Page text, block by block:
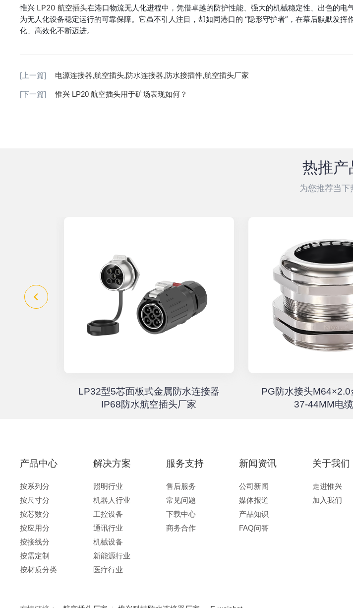
惟兴 LP20 航空插头在港口物流无人化进程中，凭借卓越的防护性能、强大的机械稳定性、出色的电
为无人化设备稳定运行的可靠保障。它虽不引人注目，却如同港口的 “隐形守护者”，在幕后默默发挥
化、高效化不断迈进。
[上一篇] 电源连接器,航空插头,防水连接器,防水接插件,航空插头厂家
[下一篇] 惟兴 LP20 航空插头用于矿场表现如何？
热推产
为您推荐当下
LP32型5芯面板式金属防水连接器
IP68防水航空插头厂家
PG防水接头M64×2.0
37-44MM电
产品中心
按系列分
按尺寸分
按芯数分
按应用分
按接线分
按需定制
按材质分类
解决方案
照明行业
机器人行业
工控设备
通讯行业
机械设备
新能源行业
医疗行业
服务支持
售后服务
常见问题
下载中心
商务合作
新闻资讯
公司新闻
媒体报道
产品知识
FAQ问答
关于我们
走进惟兴
加入我们